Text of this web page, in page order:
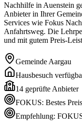
Nachhilfe in Auenstein
Anbieter in Ihrer
Services wie Fokus
Anfahrtsweg. Die
und mit gutem Preis-
Gemeinde Aargau
Hausbesuch
14 geprüfte Anbieter
FOKUS: Bestes
Empfehlung: